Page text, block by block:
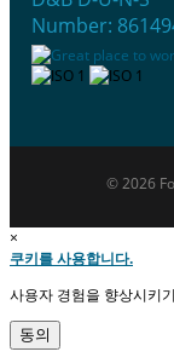
Number:
© 2026
×
쿠키를 사용합니다.
사용자 경험을 향상시키
동의